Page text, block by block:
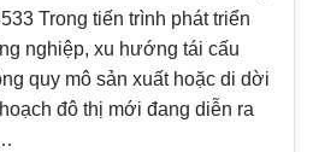
Trong tiến trình phát triển
nghiệp, xu hướng tái cấu
quy mô sản xuất hoặc di dời
đô thị mới đang diễn ra